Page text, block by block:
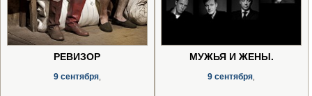
РЕВИЗОР
9 сентября,
МУЖЬЯ И ЖЁНЫ.
9 сентября